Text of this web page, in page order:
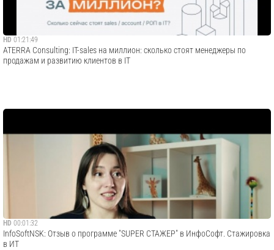
HD 01:21:49
ATERRA Consulting: IT-sales на миллион: сколько стоят менеджеры по
продажам и развитию клиентов в IT
HD 00:01:32
InfoSoftNSK: Отзыв о программе "SUPER СТАЖЕР" в ИнфоСофт. Стажировка
в ИТ